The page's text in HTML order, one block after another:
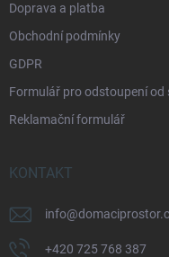
Doprava a platba
Obchodní podmínky
GDPR
Formulář pro odstoupení od
Reklamační formulář
KONTAKT
info@
+420 725 768 387